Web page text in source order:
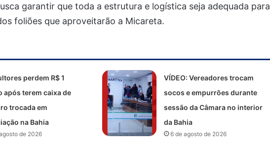
garantir que toda a estrutura e logística seja adequada para
foliões que aproveitarão a Micareta.
perdem R$ 1
após terem caixa de
trocada em
na Bahia
de 2026
VÍDEO: Vereadores trocam
socos e empurrões durante
sessão da Câmara no interior
da Bahia
6 de agosto de 2026